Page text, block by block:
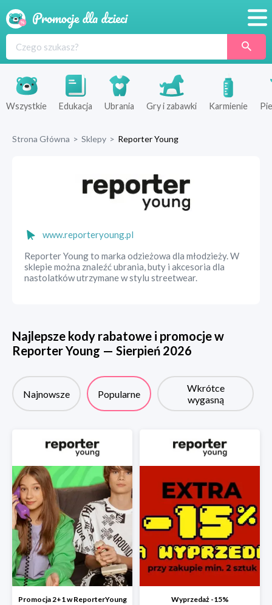
Produkty
Sklepy
Wszystkie Edukacja Ubrania Gry i zabawki Karmienie
Strona Główna > Sklepy > Reporter Young
www.reporteryoung.pl
Reporter Young to marka odzieżowa dla młodzieży. W
sklepie można znaleźć ubrania, buty i akcesoria dla
nastolatków utrzymane w stylu streetwear.
Najlepsze kody rabatowe i promocje w
Reporter Young — Sierpień 2026
Najnowsze Popularne
Wkrótce
wygasną
Promocja 2+1 w ReporterYoung Wyprzedaż -15%